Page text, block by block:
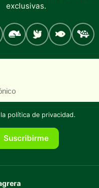
exclusivas.
Roedores
Aves Peces
política de privacidad.
Suscribirme